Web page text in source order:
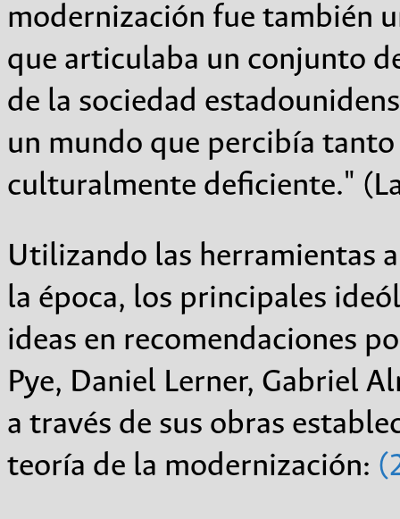
modernización fue también
que articulaba un conjunto
de la sociedad
un mundo que percibía
culturalmente deficiente."
Utilizando las herramientas
la época, los principales
ideas en recomendaciones
Pye, Daniel Lerner, Gabriel
a través de sus obras
teoría de la modernización: